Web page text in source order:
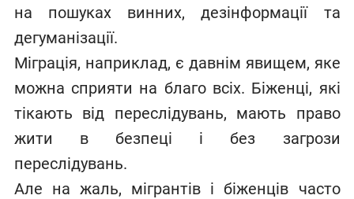
на пошуках винних, дезінформації та
дегуманізації.
Міграція, наприклад, є давнім явищем, яке
можна сприяти на благо всіх. Біженці, які
тікають від переслідувань, мають право
жити в безпеці і без загрози
переслідувань.
Але на жаль, мігрантів і біженців часто